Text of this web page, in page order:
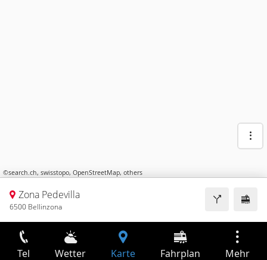
©search.ch, swisstopo, OpenStreetMap, others
Zona Pedevilla
6500 Bellinzona
Tel Wetter Karte Fahrplan Mehr